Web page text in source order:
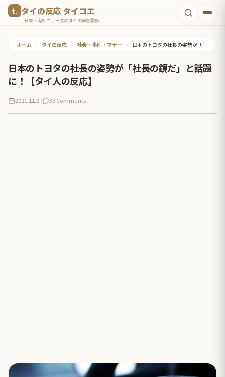
タイの反応 タイコエ
日本・海外ニュースのタイの声を翻訳
ホーム • タイの反応 • 社会・事件・マナー • 日本のトヨタの社長の姿勢が「社長の鏡だ」と話題に！【タイ人の反応】
日本のトヨタの社長の姿勢が「社長の鏡だ」と話題
に！【タイ人の反応】
2021.11.07 35 Comments